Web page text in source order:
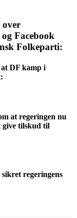
over
Facebook
Folkeparti:
DF kamp i
at regeringen nu
give tilskud til
regeringens